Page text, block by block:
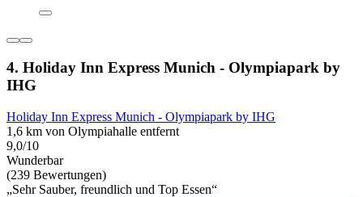
4. Holiday Inn Express Munich - Olympiapark by
IHG
Holiday Inn Express Munich - Olympiapark by IHG
1,6 km von Olympiahalle entfernt
9,0/10
Wunderbar
(239 Bewertungen)
„Sehr Sauber, freundlich und Top Essen“